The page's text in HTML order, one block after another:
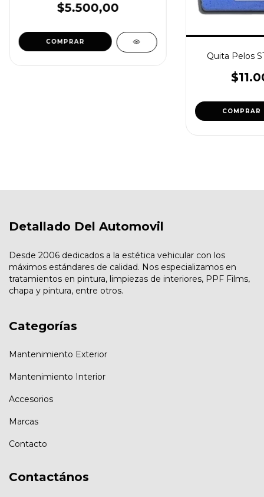
$5.500,00
Quita Pelos
Detallado Del Automovil
Desde 2006 dedicados a la estética vehicular con los
máximos estándares de calidad. Nos especializamos en
tratamientos en pintura, limpiezas de interiores, PPF Films,
chapa y pintura, entre otros.
Categorías
Mantenimiento Exterior
Mantenimiento Interior
Accesorios
Marcas
Contacto
Contactános